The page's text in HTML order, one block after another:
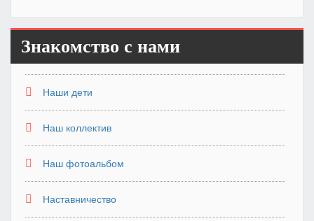
Знакомство с нами
Наши дети
Наш коллектив
Наш фотоальбом
Наставничество